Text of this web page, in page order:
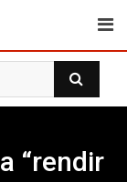
“rendir